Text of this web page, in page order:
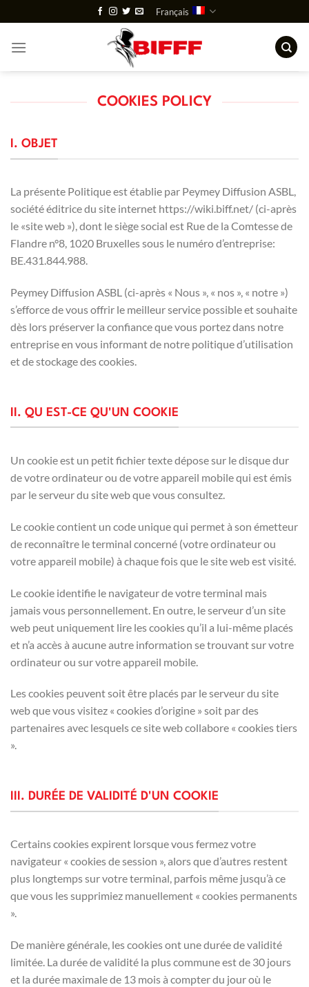
au
contenu
Français
COOKIES POLICY
I. OBJET
La présente Politique est établie par Peymey Diffusion ASBL,
société éditrice du site internet https://wiki.biff.net/ (ci-après
le «site web »), dont le siège social est Rue de la Comtesse de
Flandre n°8, 1020 Bruxelles sous le numéro d’entreprise:
BE.431.844.988.
Peymey Diffusion ASBL (ci-après « Nous », « nos », « notre »)
s’efforce de vous offrir le meilleur service possible et souhaite
dès lors préserver la confiance que vous portez dans notre
entreprise en vous informant de notre politique d’utilisation
et de stockage des cookies.
II. QU EST-CE QU'UN COOKIE
Un cookie est un petit fichier texte dépose sur le disque dur
de votre ordinateur ou de votre appareil mobile qui est émis
par le serveur du site web que vous consultez.
Le cookie contient un code unique qui permet à son émetteur
de reconnaître le terminal concerné (votre ordinateur ou
votre appareil mobile) à chaque fois que le site web est visité.
Le cookie identifie le navigateur de votre terminal mais
jamais vous personnellement. En outre, le serveur d’un site
web peut uniquement lire les cookies qu’il a lui-même placés
et n’a accès à aucune autre information se trouvant sur votre
ordinateur ou sur votre appareil mobile.
Les cookies peuvent soit être placés par le serveur du site
web que vous visitez « cookies d’origine » soit par des
partenaires avec lesquels ce site web collabore « cookies tiers
».
III. DURÉE DE VALIDITÉ D'UN COOKIE
Certains cookies expirent lorsque vous fermez votre
navigateur « cookies de session », alors que d’autres restent
plus longtemps sur votre terminal, parfois même jusqu’à ce
que vous les supprimiez manuellement « cookies permanents
».
De manière générale, les cookies ont une durée de validité
limitée. La durée de validité la plus commune est de 30 jours
et la durée maximale de 13 mois à compter du jour où le